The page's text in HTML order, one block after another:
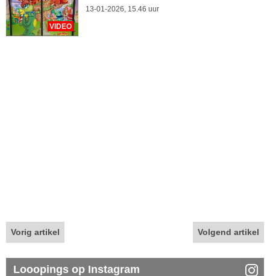
VIDEO
13-01-2026, 15.46 uur
Vorig artikel Volgend artikel
Looopings op Instagram